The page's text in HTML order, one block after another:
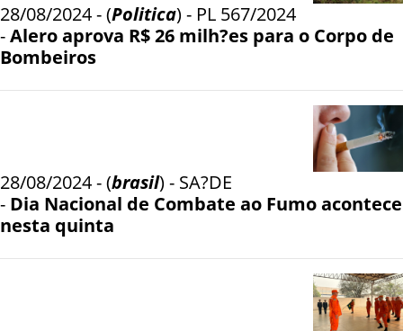
28/08/2024 - (Politica) - PL 567/2024
-Alero aprova R$ 26 milh?es para o Corpo de
Bombeiros
28/08/2024 - (brasil) - SA?DE
- Dia Nacional de Combate ao Fumo acontece
nesta quinta